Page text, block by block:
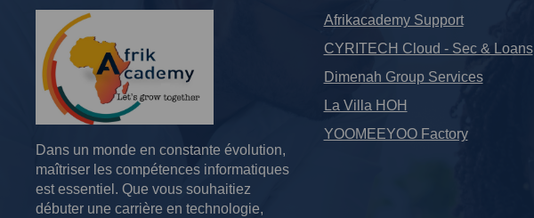
Dans un monde en constante évolution,
maîtriser les compétences informatiques
est essentiel. Que vous souhaitiez
débuter une carrière en technologie,
Afrikacademy Support
CYRITECH Cloud - Sec & Loans
Dimenah Group Services
La Villa HOH
YOOMEEYOO Factory